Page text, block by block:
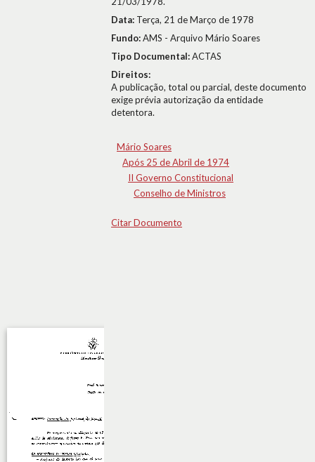
Data: Terça, 21 de Março de 1978
Fundo:AMS - Arquivo Mário Soares
Tipo Documental:ACTAS
Direitos:
A publicação, total ou parcial, deste documento
exige prévia autorização da entidade
detentora.
Mário Soares
Após 25 de Abril de 1974
II Governo Constitucional
Conselho de Ministros
Citar Documento